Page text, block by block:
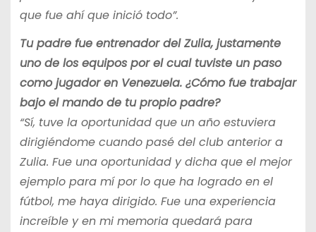
que fue ahí que inició todo”.
Tu padre fue entrenador del Zulia, justamente
uno de los equipos por el cual tuviste un paso
como jugador en Venezuela. ¿Cómo fue trabajar
bajo el mando de tu propio padre?
“Sí, tuve la oportunidad que un año estuviera
dirigiéndome cuando pasé del club anterior a
Zulia. Fue una oportunidad y dicha que el mejor
ejemplo para mí por lo que ha logrado en el
fútbol, me haya dirigido. Fue una experiencia
increíble y en mi memoria quedará para